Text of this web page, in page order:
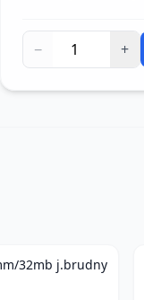
− +
32mb j.brudny